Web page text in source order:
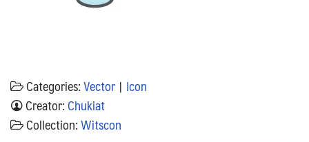
Categories:Vector | Icon
Creator:Chukiat
Collection:Witscon